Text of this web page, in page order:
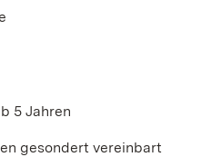
5 Jahren
gesondert vereinbart